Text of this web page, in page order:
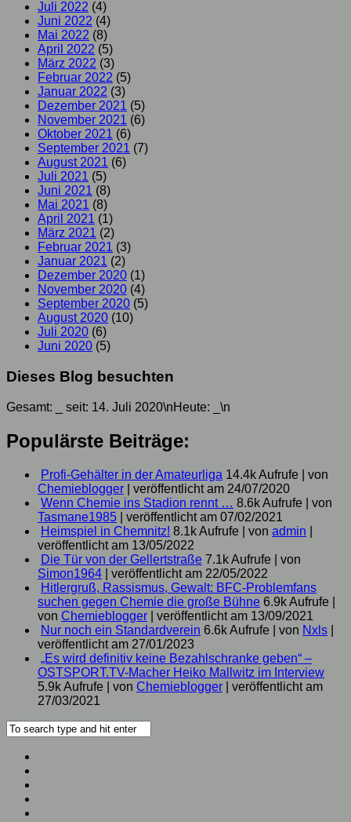
Juli 2022 (4)
Juni 2022 (4)
Mai 2022 (8)
April 2022 (5)
März 2022 (3)
Februar 2022 (5)
Januar 2022 (3)
Dezember 2021 (5)
November 2021 (6)
Oktober 2021 (6)
September 2021 (7)
August 2021 (6)
Juli 2021 (5)
Juni 2021 (8)
Mai 2021 (8)
April 2021 (1)
März 2021 (2)
Februar 2021 (3)
Januar 2021 (2)
Dezember 2020 (1)
November 2020 (4)
September 2020 (5)
August 2020 (10)
Juli 2020 (6)
Juni 2020 (5)
Dieses Blog besuchten
Gesamt: seit: 14. Juli 2020\nHeute: \n
Populärste Beiträge:
Profi-Gehälter in der Amateurliga 14.4k Aufrufe
von
Chemieblogger
veröffentlicht am 24/07/2020
Wenn Chemie ins Stadion rennt … 8.6k Aufrufe
von
Tasmane1985
veröffentlicht am 07/02/2021
Heimspiel in Chemnitz! 8.1k Aufrufe von admin
veröffentlicht am 13/05/2022
Die Tür von der Gellertstraße 7.1k Aufrufe
von
Simon1964
veröffentlicht am 22/05/2022
Hitlergruß, Rassismus, Gewalt: BFC-Problemfans
suchen gegen Chemie die große Bühne 6.9k Aufrufe
von Chemieblogger
veröffentlicht am 13/09/2021
Nur noch ein Standardverein 6.6k Aufrufe von Nxls
veröffentlicht am 27/01/2023
„Es wird definitiv keine Bezahlschranke geben“ –
OSTSPORT.TV-Macher Heiko Mallwitz im Interview
5.9k Aufrufe
von Chemieblogger
veröffentlicht am
27/03/2021